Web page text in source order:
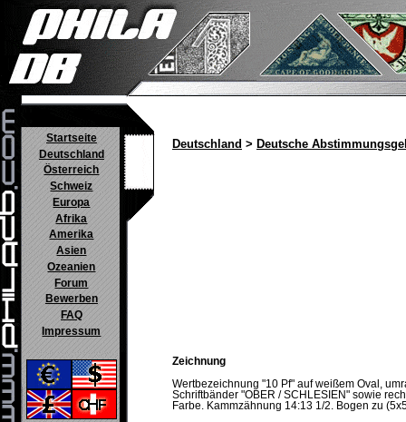
Startseite
Deutschland
Österreich
Schweiz
Europa
Afrika
Amerika
Asien
Ozeanien
Forum
Bewerben
FAQ
Impressum
Deutschland > Deutsche
Zeichnung
Wertbezeichnung "10 Pf" auf weißem Oval,
Schriftbänder "OBER / SCHLESIEN" sowie
Farbe. Kammzähnung 14:13 1/2. Bogen zu